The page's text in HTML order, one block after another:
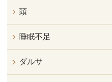
頭
睡眠不足
ダルサ